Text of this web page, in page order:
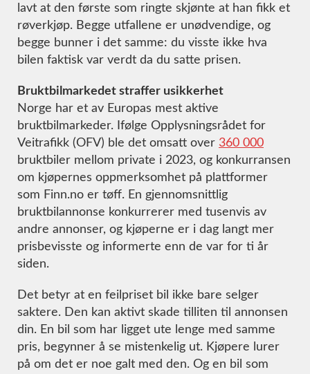
lavt at den første som ringte skjønte at han fikk et
røverkjøp. Begge utfallene er unødvendige, og
begge bunner i det samme: du visste ikke hva
bilen faktisk var verdt da du satte prisen.
Bruktbilmarkedet straffer usikkerhet
Norge har et av Europas mest aktive
bruktbilmarkeder. Ifølge Opplysningsrådet for
Veitrafikk (OFV) ble det omsatt over 360 000
bruktbiler mellom private i 2023, og konkurransen
om kjøpernes oppmerksomhet på plattformer
som Finn.no er tøff. En gjennomsnittlig
bruktbilannonse konkurrerer med tusenvis av
andre annonser, og kjøperne er i dag langt mer
prisbevisste og informerte enn de var for ti år
siden.
Det betyr at en feilpriset bil ikke bare selger
saktere. Den kan aktivt skade tilliten til annonsen
din. En bil som har ligget ute lenge med samme
pris, begynner å se mistenkelig ut. Kjøpere lurer
på om det er noe galt med den. Og en bil som